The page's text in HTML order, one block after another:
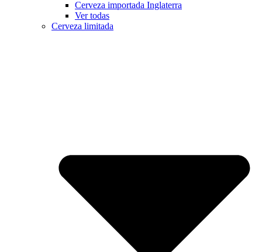
Cerveza importada Inglaterra
Ver todas
Cerveza limitada